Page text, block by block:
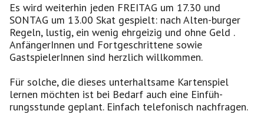
Es wird weiterhin jeden FREITAG um 17.30 und
SONTAG um 13.00 Skat gespielt: nach Alten-burger
Regeln, lustig, ein wenig ehrgeizig und ohne Geld .
AnfängerInnen und Fortgeschrittene sowie
GastspielerInnen sind herzlich willkommen.
Für solche, die dieses unterhaltsame Kartenspiel
lernen möchten ist bei Bedarf auch eine Einfüh-
rungsstunde geplant. Einfach telefonisch nachfragen.